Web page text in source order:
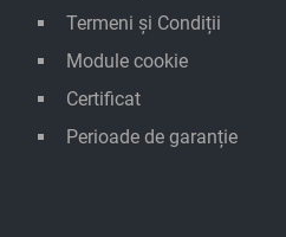
Termeni și Condiții
Module cookie
Certificat
Perioade de garanție